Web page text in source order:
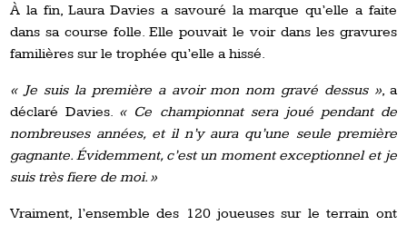
À la fin, Laura Davies a savouré la marque qu’elle a faite
dans sa course folle. Elle pouvait le voir dans les gravures
familières sur le trophée qu’elle a hissé.
« Je suis la première a avoir mon nom gravé dessus », a
déclaré Davies. « Ce championnat sera joué pendant de
nombreuses années, et il n’y aura qu’une seule première
gagnante. Évidemment, c’est un moment exceptionnel et je
suis très fiere de moi. »
Vraiment, l’ensemble des 120 joueuses sur le terrain ont